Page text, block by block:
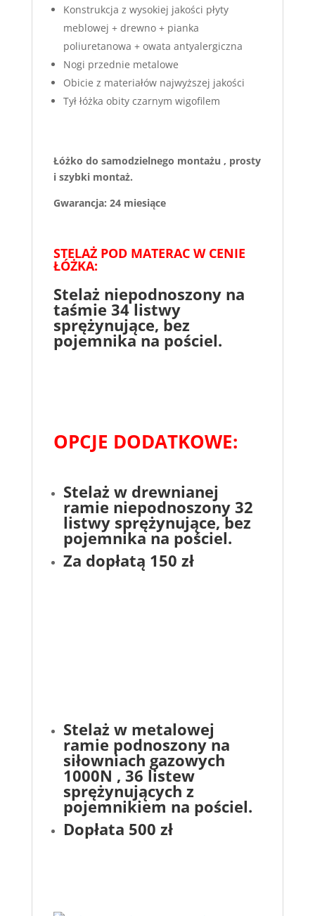
Konstrukcja z wysokiej jakości płyty
meblowej + drewno + pianka
poliuretanowa + owata antyalergiczna
Nogi przednie metalowe
Obicie z materiałów najwyższej jakości
Tył łóżka obity czarnym wigofilem
Łóżko do samodzielnego montażu , prosty
i szybki montaż.
Gwarancja: 24 miesiące
STELAŻ POD MATERAC W CENIE
ŁÓŻKA:
Stelaż niepodnoszony na
taśmie 34 listwy
sprężynujące, bez
pojemnika na pościel.
OPCJE DODATKOWE:
Stelaż w drewnianej
ramie niepodnoszony 32
listwy sprężynujące, bez
pojemnika na pościel.
Za dopłatą 150 zł
Stelaż w metalowej
ramie podnoszony na
siłowniach gazowych
1000N , 36 listew
sprężynujących z
pojemnikiem na pościel.
Dopłata 500 zł